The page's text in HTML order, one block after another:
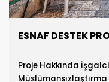
ESNAF DESTEK
Proje Hakkında İşgalci
Müslümansızlaştırma